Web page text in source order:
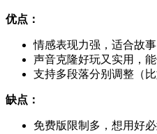
优点：
情感表现力强，适合故
声音克隆好玩又实用，
支持多段落分别调整（比
缺点：
免费版限制多，想用好